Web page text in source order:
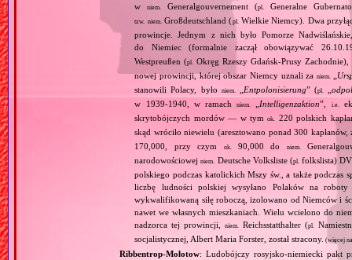
wniem. Generalgouvernement (pl. Generalne
tzw. niem. Großdeutschland (pl. Wielkie Niemcy). Dwa
prowincje. Jednym z nich było Pomorze
do Niemiec (formalnie zaczął obowiązywać
Westpreußen (pl. Okręg Rzeszy Gdańsk‐Prusy
nowej prowincji, której obszar Niemcy uznali za niem.
stanowili Polacy, było
niem. Entpolonisierung” (pl.
w 1939‐1940, w ramachniem. Intelligenzaktion”, i.e.
skrytobójczych mordów — w tymok. 220 polskich
skąd wróciło niewielu (aresztowano ponad 300
170,000, przy czym
ok. 90,000 do niem.
narodowościowejniem. Deutsche Volksliste (pl. folkslista)
polskiego podczas katolickich Mszy św., a także podczas
liczbę ludności polskiej wysyłano Polaków na
wykwalifikowaną siłę roboczą, izolowano od Niemców i
nawet we własnych mieszkaniach. Wielu wcielono do
nadzorca tej prowincji,niem. Reichsstatthalter (pl.
socjalistycznej, Albert Maria Forster, został stracony. (więcej
Ribbentrop‐Mołotow: Ludobójczy rosyjsko‐niemiecki pakt